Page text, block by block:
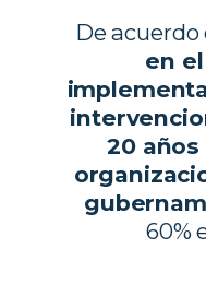
De acuerdo
en
20
60%